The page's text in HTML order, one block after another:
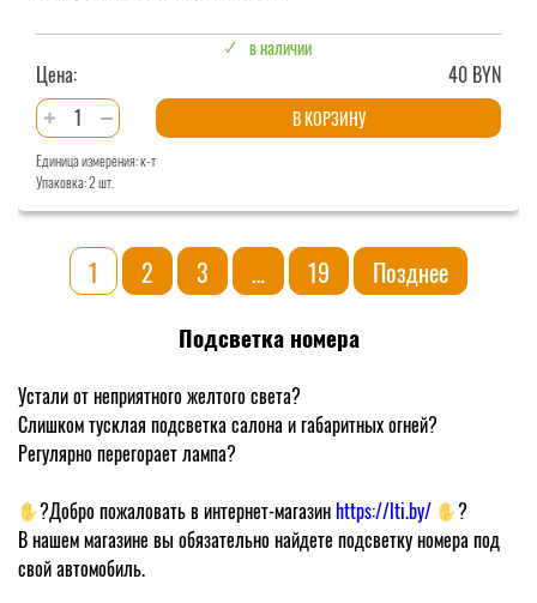
в наличии
Цена:
40 BYN
Количество
товара
Подсветка
номера
В КОРЗИНУ
Единица измерения: к-т
Упаковка: 2 шт.
1 2 3 … 19 Позднее
Подсветка номера
Устали от неприятного желтого света?
Слишком тусклая подсветка салона и габаритных огней?
Регулярно перегорает лампа?
?Добро пожаловать в интернет-магазинhttps://lti.by/
?
В нашем магазине вы обязательно найдете подсветку номера под
свой автомобиль.